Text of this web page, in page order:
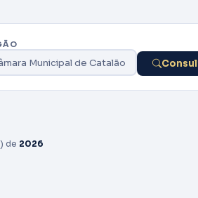
Municipal de Catalão
de 2026